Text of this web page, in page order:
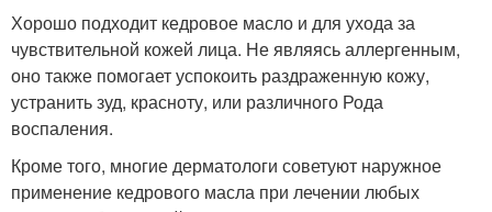
Хорошо подходит кедровое масло и для ухода за
чувствительной кожей лица. Не являясь аллергенным,
оно также помогает успокоить раздраженную кожу,
устранить зуд, красноту, или различного Рода
воспаления.
Кроме того, многие дерматологи советуют наружное
применение кедрового масла при лечении любых